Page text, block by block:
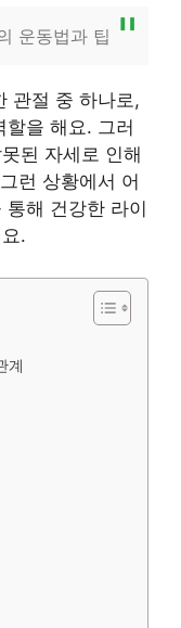
운동법과 팁
관절 중 하나로,
을 해요. 그러
된 자세로 인해
런 상황에서 어
해 건강한 라이
.
계